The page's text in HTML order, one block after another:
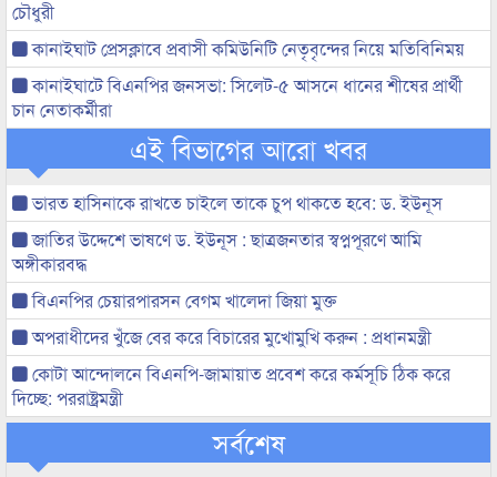
চৌধুরী
কানাইঘাট প্রেসক্লাবে প্রবাসী কমিউনিটি নেতৃবৃন্দের নিয়ে মতিবিনিময়
কানাইঘাটে বিএনপির জনসভা: সিলেট-৫ আসনে ধানের শীষের প্রার্থী
চান নেতাকর্মীরা
এই বিভাগের আরো খবর
ভারত হাসিনাকে রাখতে চাইলে তাকে চুপ থাকতে হবে: ড. ইউনূস
জাতির উদ্দেশে ভাষণে ড. ইউনূস : ছাত্রজনতার স্বপ্নপূরণে আমি
অঙ্গীকারবদ্ধ
বিএনপির চেয়ারপারসন বেগম খালেদা জিয়া মুক্ত
অপরাধীদের খুঁজে বের করে বিচারের মুখোমুখি করুন : প্রধানমন্ত্রী
কোটা আন্দোলনে বিএনপি-জামায়াত প্রবেশ করে কর্মসূচি ঠিক করে
দিচ্ছে: পররাষ্ট্রমন্ত্রী
সর্বশেষ